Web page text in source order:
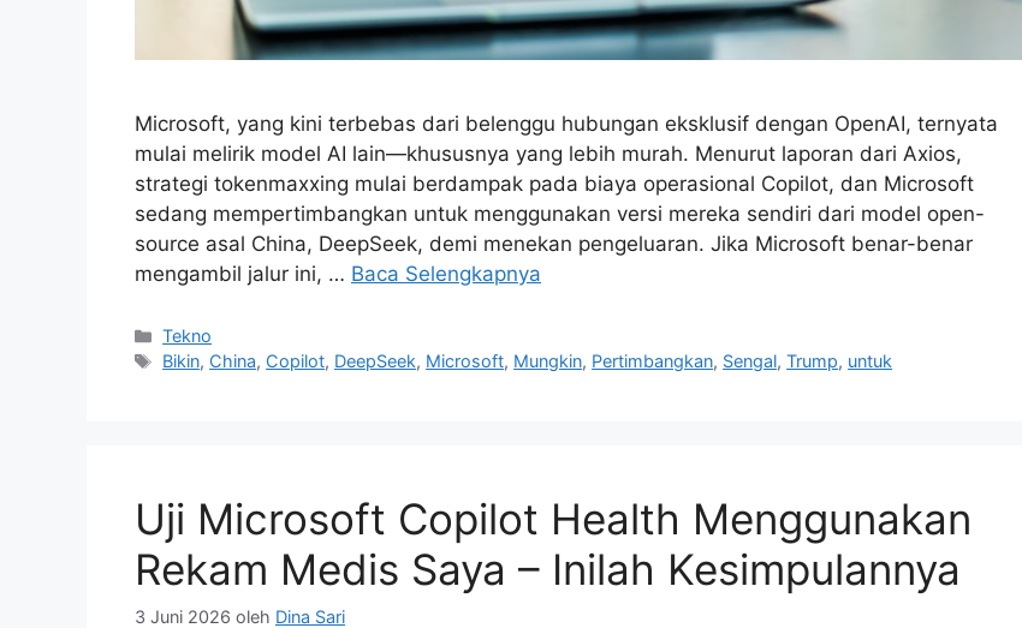
Microsoft, yang kini terbebas dari belenggu hubungan eksklusif dengan OpenAI, ternyata
mulai melirik model AI lain—khususnya yang lebih murah. Menurut laporan dari Axios,
strategi tokenmaxxing mulai berdampak pada biaya operasional Copilot, dan Microsoft
sedang mempertimbangkan untuk menggunakan versi mereka sendiri dari model open-
source asal China, DeepSeek, demi menekan pengeluaran. Jika Microsoft benar-benar
mengambil jalur ini, … Baca Selengkapnya
Kategori
Tekno
Tag
Bikin, China, Copilot, DeepSeek, Microsoft, Mungkin, Pertimbangkan, Sengal,Trump, untuk
Uji Microsoft Copilot Health Menggunakan
Rekam Medis Saya – Inilah Kesimpulannya
3 Juni 2026 oleh Dina Sari